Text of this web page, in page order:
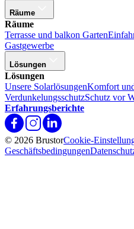
Räume
Räume
Terrasse und balkon Garten
Gastgewerbe
Lösungen
Lösungen
Unsere SolarlösungenKomfort
VerdunkelungsschutzSchutz vor
Erfahrungsberichte
© 2026 BrustorCookie-
Geschäftsbedingungen